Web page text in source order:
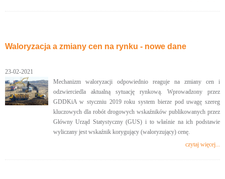
Waloryzacja a zmiany cen na rynku - nowe dane
23-02-2021
Mechanizm waloryzacji odpowiednio reaguje na zmiany cen i
odzwierciedla aktualną sytuację rynkową. Wprowadzony przez
GDDKiA w styczniu 2019 roku system bierze pod uwagę szereg
kluczowych dla robót drogowych wskaźników publikowanych przez
Główny Urząd Statystyczny (GUS) i to właśnie na ich podstawie
wyliczany jest wskaźnik korygujący (waloryzujący) cenę.
czytaj więcej...